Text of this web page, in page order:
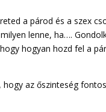
a párod és a szex
lenne, ha….
hogyan hozd fel a
az őszinteség